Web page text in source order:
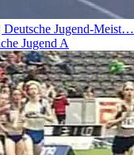
| Deutsche Jugend-Meist…
Jugend A